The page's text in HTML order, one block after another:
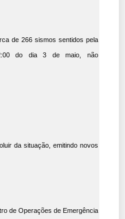
de 266 sismos sentidos pela
do dia 3 de maio, não
da situação, emitindo novos
de Operações de Emergência